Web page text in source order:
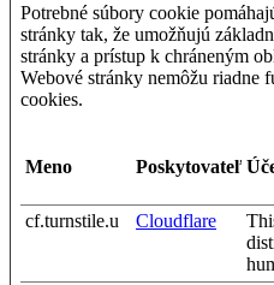
Potrebné súbory cookie
stránky tak, že umožňujú
stránky a prístup k chráneným
Webové stránky nemôžu riadne
cookies.
Meno Poskytovateľ
cf.turnstile.u
Cloudflare